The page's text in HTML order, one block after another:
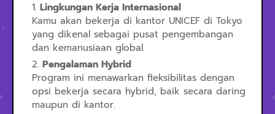
Lingkungan Kerja Internasional
Kamu akan bekerja di kantor UNICEF di Tokyo
yang dikenal sebagai pusat pengembangan
dan kemanusiaan global.
Pengalaman Hybrid
Program ini menawarkan fleksibilitas dengan
opsi bekerja secara hybrid, baik secara daring
maupun di kantor.